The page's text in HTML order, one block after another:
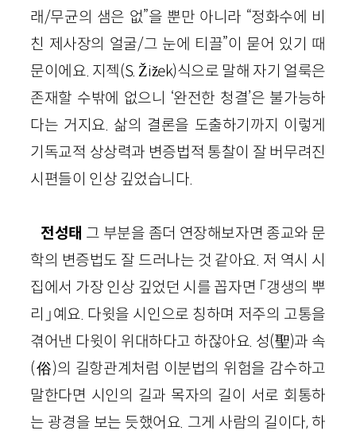
래/무균의 샘은 없”을 뿐만 아니라 “정화수에 비
친 제사장의 얼굴/그 눈에 티끌”이 묻어 있기 때
문이에요. 지젝(S. Žižek)식으로 말해 자기 얼룩은
존재할 수밖에 없으니 ‘완전한 청결’은 불가능하
다는 거지요. 삶의 결론을 도출하기까지 이렇게
기독교적 상상력과 변증법적 통찰이 잘 버무려진
시편들이 인상 깊었습니다.
전성태 그 부분을 좀더 연장해보자면 종교와 문
학의 변증법도 잘 드러나는 것 같아요. 저 역시 시
집에서 가장 인상 깊었던 시를 꼽자면 「갱생의 뿌
리」예요. 다윗을 시인으로 칭하며 저주의 고통을
겪어낸 다윗이 위대하다고 하잖아요. 성(聖)과 속
(俗)의 길항관계처럼 이분법의 위험을 감수하고
말한다면 시인의 길과 목자의 길이 서로 회통하
는 광경을 보는 듯했어요. 그게 사람의 길이다, 하